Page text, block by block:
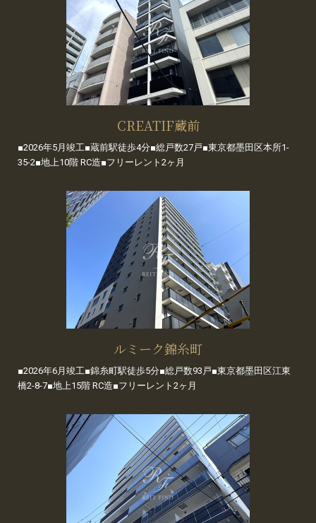
CREATIF蔵前
■2026年5月竣工■蔵前駅徒歩4分■総戸数27戸■東京都墨田区本所1-
35-2■地上10階 RC造■フリーレント2ヶ月
ルミーク錦糸町
■2026年6月竣工■錦糸町駅徒歩5分■総戸数93戸■東京都墨田区江東
橋2-8-7■地上15階 RC造■フリーレント2ヶ月